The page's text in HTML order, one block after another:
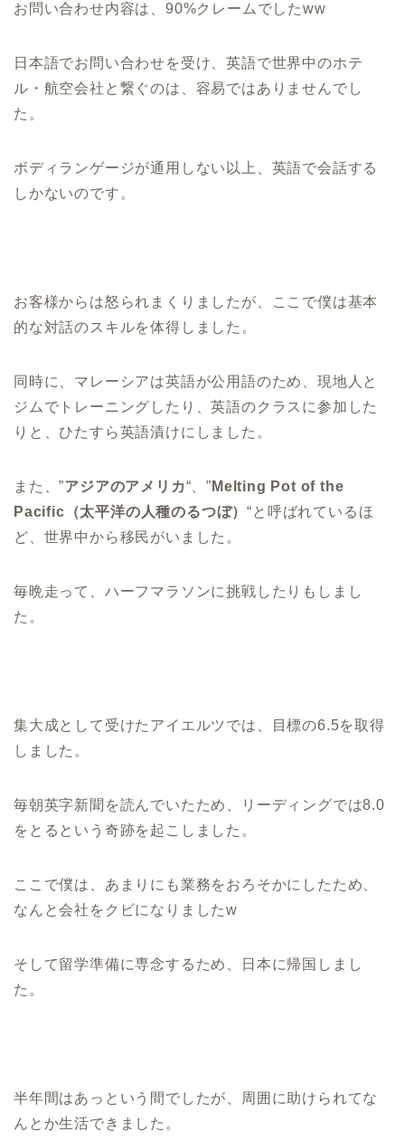
お問い合わせ内容は、90%クレームでしたww
日本語でお問い合わせを受け、英語で世界中のホテ
ル・航空会社と繋ぐのは、容易ではありませんでし
た。
ボディランゲージが通用しない以上、英語で会話する
しかないのです。
お客様からは怒られまくりましたが、ここで僕は基本
的な対話のスキルを体得しました。
同時に、マレーシアは英語が公用語のため、現地人と
ジムでトレーニングしたり、英語のクラスに参加した
りと、ひたすら英語漬けにしました。
また、”アジアのアメリカ“、” Melting Pot of the
Pacific（太平洋の人種のるつぼ）“と呼ばれているほ
ど、世界中から移民がいました。
毎晩走って、ハーフマラソンに挑戦したりもしまし
た。
集大成として受けたアイエルツでは、目標の6.5を取得
しました。
毎朝英字新聞を読んでいたため、リーディングでは8.0
をとるという奇跡を起こしました。
ここで僕は、あまりにも業務をおろそかにしたため、
なんと会社をクビになりましたw
そして留学準備に専念するため、日本に帰国しまし
た。
半年間はあっという間でしたが、周囲に助けられてな
んとか生活できました。